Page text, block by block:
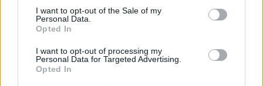
I want to opt-out of the Sale of my
Personal Data.
Opted In
I want to opt-out of processing my
Personal Data for Targeted Advertising.
Opted In